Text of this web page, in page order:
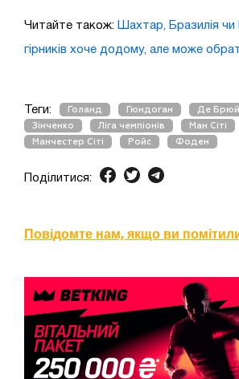
Читайте також: Шахтар, Бразилія чи
гірників хоче додому, але може
Теги: Голанд Гюндоган Де
Зінченко
Ліга чемпіонів
Ман Сіті
Манчестер Сіті
Ройс Фоден
Поділитися:
Повідомте нам, якщо ви